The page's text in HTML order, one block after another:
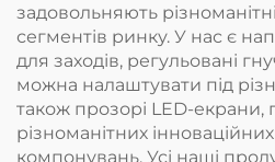
задовольняють
сегментів ринку. У нас є
для заходів, регульовані
можна налаштувати під
також прозорі LED-екрани,
різноманітних
компонувань. Усі наші